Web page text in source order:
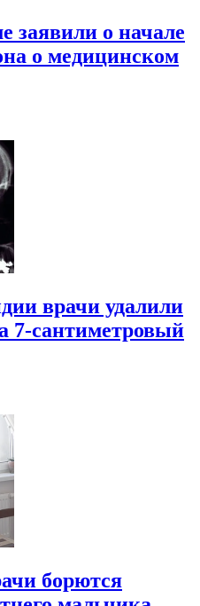
заявили о начале
о медицинском
врачи удалили
7-сантиметровый
борются